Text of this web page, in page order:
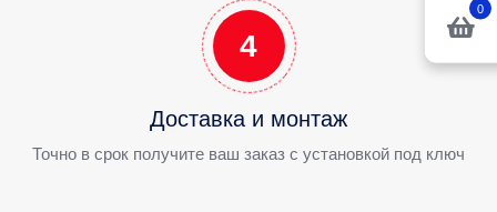
0
4
Доставка и монтаж
Точно в срок получите ваш заказ с установкой под ключ